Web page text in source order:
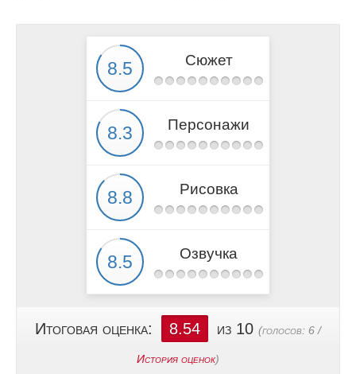
Сюжет
Персонажи
Рисовка
Озвучка
Итоговая оценка: 8.54 из 10 (голосов: 6 /
История оценок)